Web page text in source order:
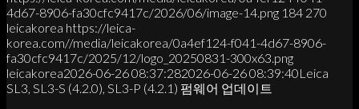
4d67-8906-fa30cfc9417c/2026/06/image-14.png 184 270
leicakorea https://leica-
korea.com//media/leicakorea/0a4ef124-f041-4d67-8906-
fa30cfc9417c/2025/12/logo_20250831-300x63.png
leicakorea2026-06-26 08:37:282026-06-26 08:39:40Leica
SL3, SL3-S (4.2.0), SL3-P (4.2.1) 펌웨어 업데이트